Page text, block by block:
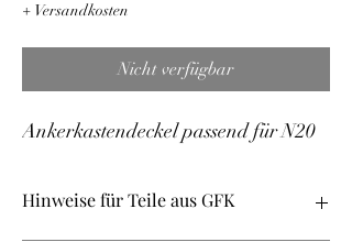
+ Versandkosten
Nicht verfügbar
Ankerkastendeckel passend für N20
Hinweise für Teile aus GFK